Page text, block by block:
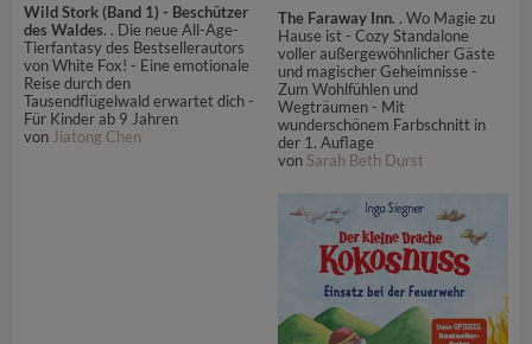
Wild Stork (Band 1) - Beschützer
des Waldes. . Die neue All-Age-
Tierfantasy des Bestsellerautors
von White Fox! - Eine emotionale
Reise durch den
Tausendflügelwald erwartet dich -
Für Kinder ab 9 Jahren
von Jiatong Chen
The Faraway Inn. . Wo Magie zu
Hause ist - Cozy Standalone
voller außergewöhnlicher Gäste
und magischer Geheimnisse -
Zum Wohlfühlen und
Wegträumen - Mit
wunderschönem Farbschnitt in
der 1. Auflage
von Sarah Beth Durst